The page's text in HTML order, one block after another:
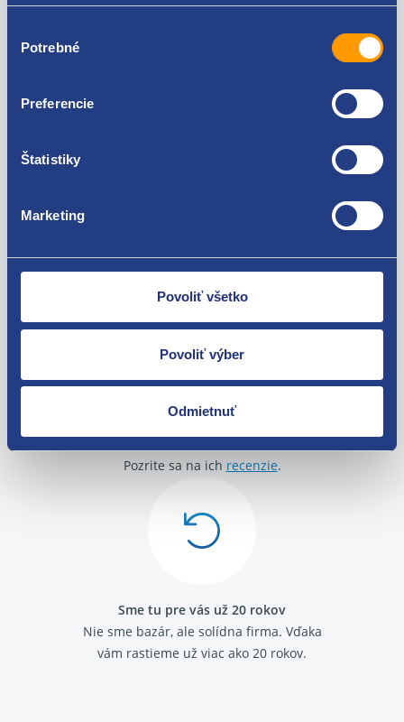
súhlasu
Potrebné
Preferencie
Štatistiky
Marketing
Povoliť všetko
Povoliť výber
Odmietnuť
Škoda Fabia I 1999-2007
Tovar môžete vrátiť do 60 dní od
zakúpenia. Alebo vám pošleme náhradu.
O svojich zákazníkov sa staráme
Pozrite sa na ich recenzie.
Sme tu pre vás už 20 rokov
Nie sme bazár, ale solídna firma. Vďaka
vám rastieme už viac ako 20 rokov.